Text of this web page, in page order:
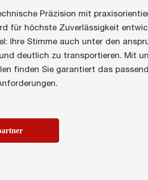
Präzision mit
für höchste Zuverlässigkeit
Ihre Stimme auch unter den
deutlich zu transportieren. Mit
finden Sie garantiert das